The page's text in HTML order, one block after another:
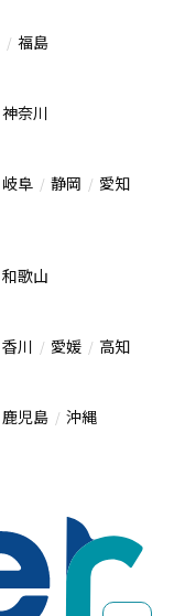
福島
神奈川
岐阜 静岡 愛知
和歌山
香川 愛媛 高知
鹿児島 沖縄